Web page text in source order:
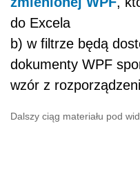
do Excela
b) w filtrze będą
dokumenty WPF
wzór z
Dalszy ciąg materiału pod